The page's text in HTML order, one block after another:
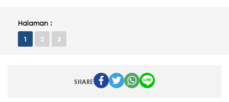
Halaman :
1 2 3
SHARE